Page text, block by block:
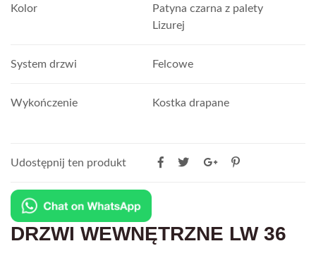
Kolor
Patyna czarna z palety
Lizurej
System drzwi Felcowe
Wykończenie Kostka drapane
Udostępnij ten produkt
DRZWI WEWNĘTRZNE LW 36